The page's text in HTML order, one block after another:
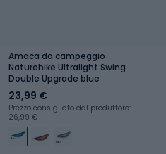
Amaca da campeggio
Naturehike Ultralight Swing
Double Upgrade blue
23,99 €
Prezzo consigliato dal produttore:
26,99 €